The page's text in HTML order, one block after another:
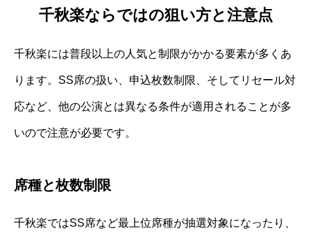
千秋楽ならではの狙い方と注意点
千秋楽には普段以上の人気と制限がかかる要素が多くあ
ります。SS席の扱い、申込枚数制限、そしてリセール対
応など、他の公演とは異なる条件が適用されることが多
いので注意が必要です。
席種と枚数制限
千秋楽ではSS席など最上位席種が抽選対象になったり、